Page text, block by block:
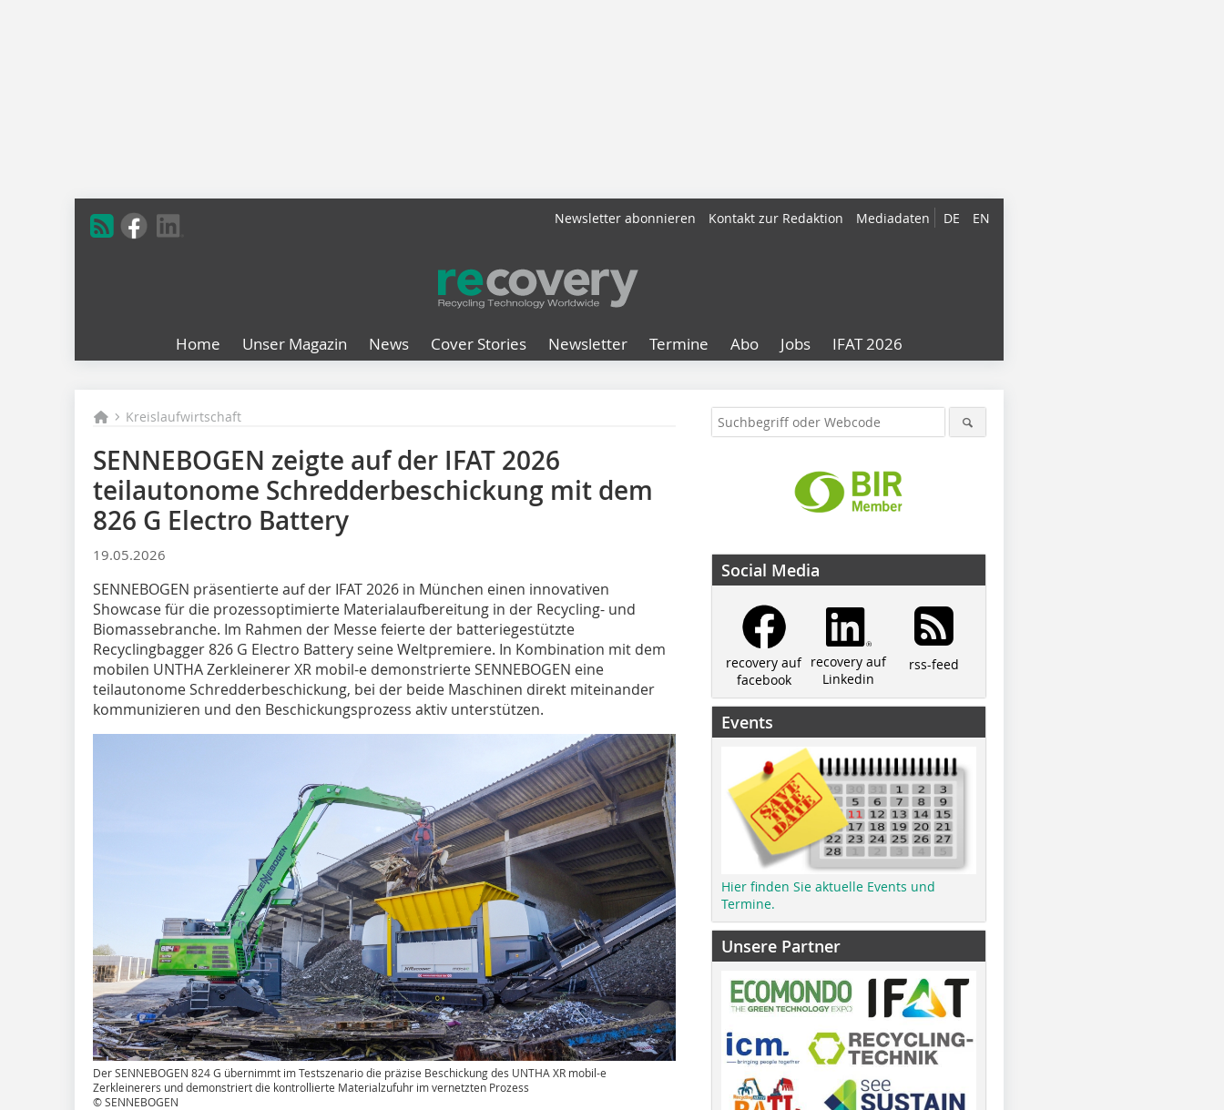
DE EN
Newsletter abonnieren Kontakt zur Redaktion Mediadaten
Home Unser Magazin News Cover Stories Newsletter Termine Abo Jobs IFAT 2026
Kreislaufwirtschaft
SENNEBOGEN zeigte auf der IFAT 2026
teilautonome Schredderbeschickung mit dem
826 G Electro Battery
19.05.2026
SENNEBOGEN präsentierte auf der IFAT 2026 in München einen innovativen
Showcase für die prozessoptimierte Materialaufbereitung in der Recycling- und
Biomassebranche. Im Rahmen der Messe feierte der batteriegestützte
Recyclingbagger 826 G Electro Battery seine Weltpremiere. In Kombination mit dem
mobilen UNTHA Zerkleinerer XR mobil-e demonstrierte SENNEBOGEN eine
teilautonome Schredderbeschickung, bei der beide Maschinen direkt miteinander
kommunizieren und den Beschickungsprozess aktiv unterstützen.
Der SENNEBOGEN 824 G übernimmt im Testszenario die präzise Beschickung des UNTHA XR mobil-e
Zerkleinerers und demonstriert die kontrollierte Materialzufuhr im vernetzten Prozess
© SENNEBOGEN
Social Media
recovery auf
facebook
recovery auf
Linkedin
rss-feed
Events
Hier finden Sie aktuelle Events und
Termine.
Unsere Partner